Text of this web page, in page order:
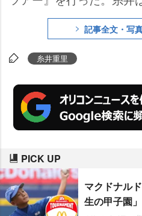
馬気分で頑張ります」と
み、店舗に訪れたファン
手にも快く応じた。
記事全文・写
糸井重里
PICK UP
マクドナル
生の甲子園」